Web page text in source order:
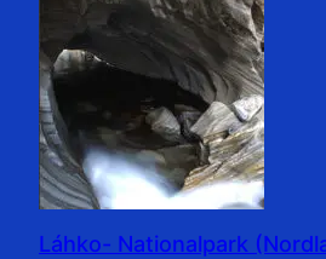
Láhko- Nationalpark